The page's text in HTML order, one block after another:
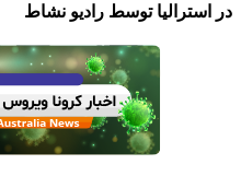
در استرالیا توسط رادیو نشاط